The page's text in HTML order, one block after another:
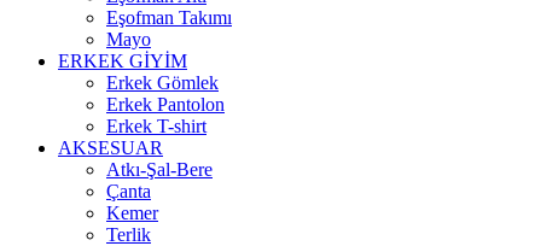
Eşofman Takımı
Mayo
ERKEK GİYİM
Erkek Gömlek
Erkek Pantolon
Erkek T-shirt
AKSESUAR
Atkı-Şal-Bere
Çanta
Kemer
Terlik